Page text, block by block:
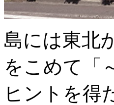
島には東北
をこめて「
ヒントを得